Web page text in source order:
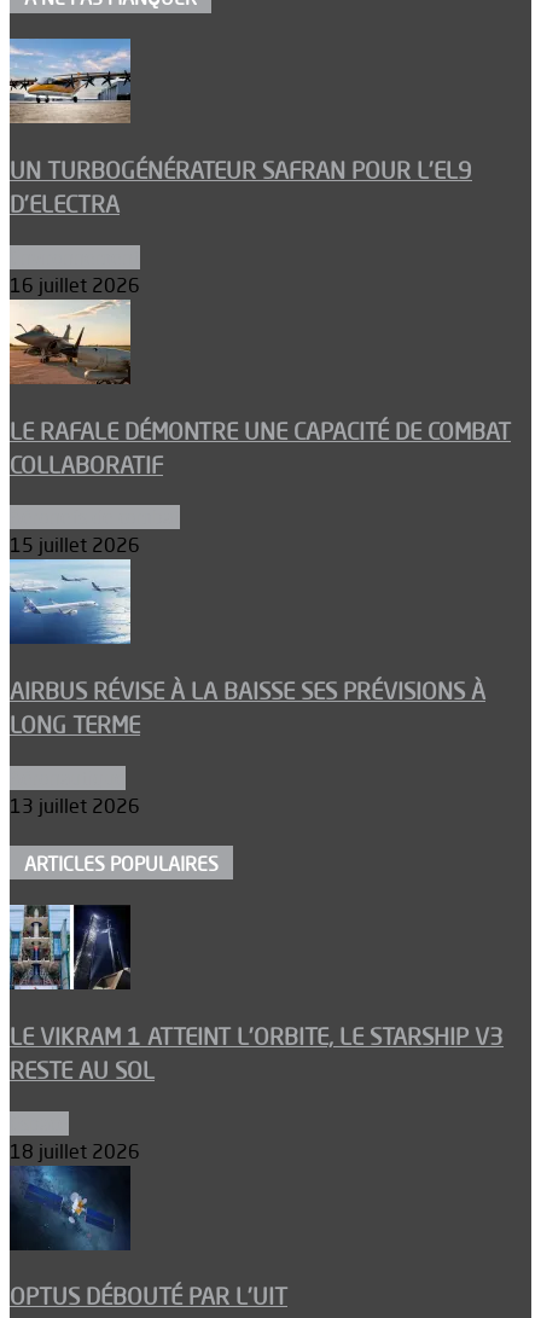
UN TURBOGÉNÉRATEUR SAFRAN POUR L’EL9
D’ELECTRA
16 juillet 2026
LE RAFALE DÉMONTRE UNE CAPACITÉ DE COMBAT
COLLABORATIF
15 juillet 2026
AIRBUS RÉVISE À LA BAISSE SES PRÉVISIONS À
LONG TERME
13 juillet 2026
ARTICLES POPULAIRES
LE VIKRAM 1 ATTEINT L’ORBITE, LE STARSHIP V3
RESTE AU SOL
18 juillet 2026
OPTUS DÉBOUTÉ PAR L’UIT